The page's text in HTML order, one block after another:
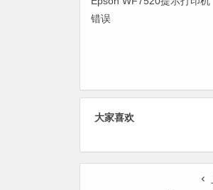
错误
大家喜欢